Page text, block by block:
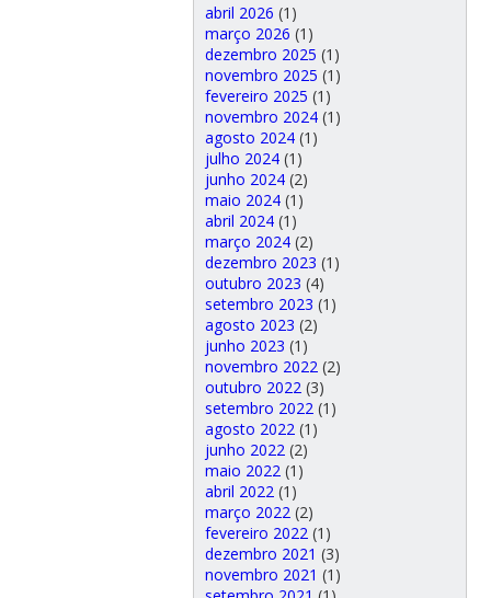
abril 2026 (1)
março 2026 (1)
dezembro 2025 (1)
novembro 2025 (1)
fevereiro 2025 (1)
novembro 2024(1)
agosto 2024(1)
julho 2024(1)
junho 2024(2)
maio 2024(1)
abril 2024(1)
março 2024(2)
dezembro 2023 (1)
outubro 2023 (4)
setembro 2023 (1)
agosto 2023 (2)
junho 2023 (1)
novembro 2022 (2)
outubro 2022 (3)
setembro 2022 (1)
agosto 2022 (1)
junho 2022 (2)
maio 2022 (1)
abril 2022 (1)
março 2022 (2)
fevereiro 2022 (1)
dezembro 2021 (3)
novembro 2021 (1)